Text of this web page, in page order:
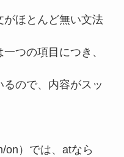
ほとんど無い文法
つの項目につき、
ので、内容がスッ
on）では、atなら